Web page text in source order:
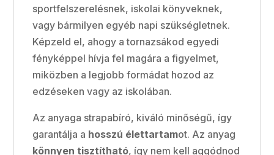
sportfelszerelésnek, iskolai könyveknek,
vagy bármilyen egyéb napi szükségletnek.
Képzeld el, ahogy a tornazsákod egyedi
fényképpel hívja fel magára a figyelmet,
miközben a legjobb formádat hozod az
edzéseken vagy az iskolában.
Az anyaga strapabíró, kiváló minőségű, így
garantálja a hosszú élettartamot. Az anyag
könnyen tisztítható, így nem kell aggódnod